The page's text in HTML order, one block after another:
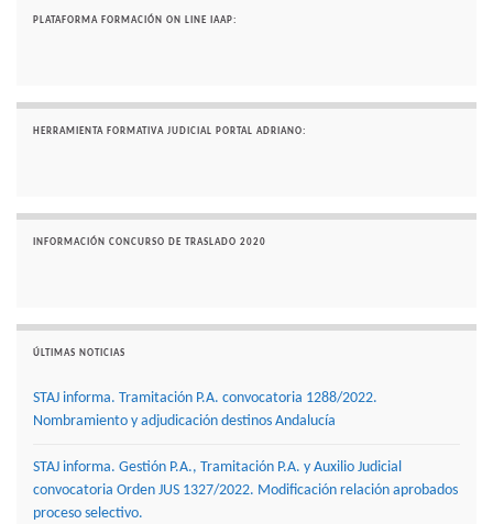
PLATAFORMA FORMACIÓN ON LINE IAAP:
HERRAMIENTA FORMATIVA JUDICIAL PORTAL ADRIANO:
INFORMACIÓN CONCURSO DE TRASLADO 2020
ÚLTIMAS NOTICIAS
STAJ informa. Tramitación P.A. convocatoria 1288/2022.
Nombramiento y adjudicación destinos Andalucía
STAJ informa. Gestión P.A., Tramitación P.A. y Auxilio Judicial
convocatoria Orden JUS 1327/2022. Modificación relación aprobados
proceso selectivo.